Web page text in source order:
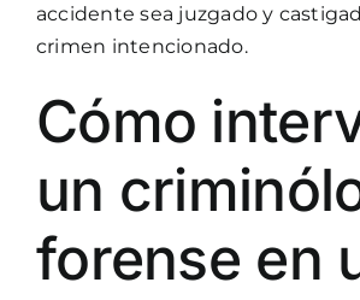
accidente sea juzgado y
crimen intencionado.
Cómo
un
forense en